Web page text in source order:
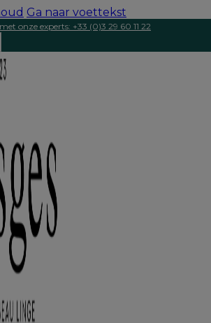
Ga naar voettekst
onze experts: +33 (0)3 29 60 11 22